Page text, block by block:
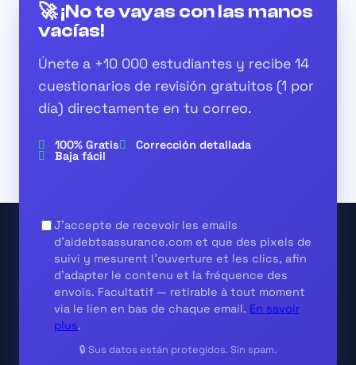
🚀 ¡No te vayas con las manos
vacías!
Únete a +10 000 estudiantes y recibe 14
cuestionarios de revisión gratuitos (1 por
día) directamente en tu correo.
100% Gratis Corrección detallada
Baja fácil
J'accepte de recevoir les emails
d'aidebtsassurance.com et que des pixels de
suivi y mesurent l'ouverture et les clics, afin
d'adapter le contenu et la fréquence des
envois. Facultatif — retirable à tout moment
via le lien en bas de chaque email. En savoir
plus.
🔒 Sus datos están protegidos. Sin spam.